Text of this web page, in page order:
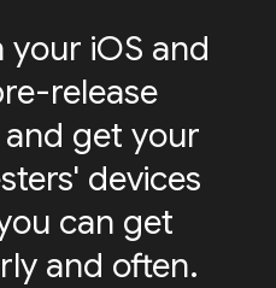
iOS and
release
get your
devices
can get
and often.